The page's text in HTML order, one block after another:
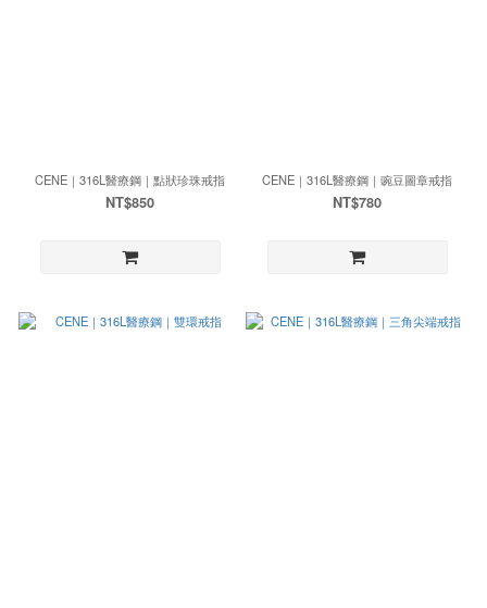
CENE｜316L醫療鋼｜點狀珍珠戒指
NT$850
CENE｜316L醫療鋼｜豌豆圖章戒指
NT$780